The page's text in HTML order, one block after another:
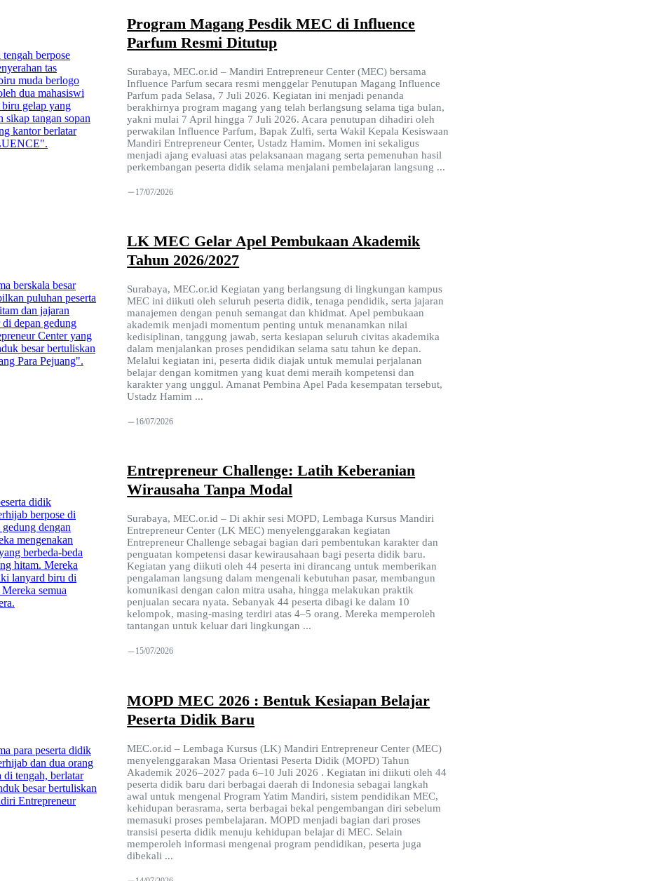
Program Magang Pesdik MEC di Influence
Parfum Resmi Ditutup
Surabaya, MEC.or.id – Mandiri Entrepreneur Center (MEC) bersama
Influence Parfum secara resmi menggelar Penutupan Magang Influence
Parfum pada Selasa, 7 Juli 2026. Kegiatan ini menjadi penanda
berakhirnya program magang yang telah berlangsung selama tiga bulan,
yakni mulai 7 April hingga 7 Juli 2026. Acara penutupan dihadiri oleh
perwakilan Influence Parfum, Bapak Zulfi, serta Wakil Kepala Kesiswaan
Mandiri Entrepreneur Center, Ustadz Hamim. Momen ini sekaligus
menjadi ajang evaluasi atas pelaksanaan magang serta pemenuhan hasil
perkembangan peserta didik selama menjalani pembelajaran langsung ...
17/07/2026
LK MEC Gelar Apel Pembukaan Akademik
Tahun 2026/2027
Surabaya, MEC.or.id Kegiatan yang berlangsung di lingkungan kampus
MEC ini diikuti oleh seluruh peserta didik, tenaga pendidik, serta jajaran
manajemen dengan penuh semangat dan khidmat. Apel pembukaan
akademik menjadi momentum penting untuk menanamkan nilai
kedisiplinan, tanggung jawab, serta kesiapan seluruh civitas akademika
dalam menjalankan proses pendidikan selama satu tahun ke depan.
Melalui kegiatan ini, peserta didik diajak untuk memulai perjalanan
belajar dengan komitmen yang kuat demi meraih kompetensi dan
karakter yang unggul. Amanat Pembina Apel Pada kesempatan tersebut,
Ustadz Hamim ...
16/07/2026
Entrepreneur Challenge: Latih Keberanian
Wirausaha Tanpa Modal
Surabaya, MEC.or.id – Di akhir sesi MOPD, Lembaga Kursus Mandiri
Entrepreneur Center (LK MEC) menyelenggarakan kegiatan
Entrepreneur Challenge sebagai bagian dari pembentukan karakter dan
penguatan kompetensi dasar kewirausahaan bagi peserta didik baru.
Kegiatan yang diikuti oleh 44 peserta ini dirancang untuk memberikan
pengalaman langsung dalam mengenali kebutuhan pasar, membangun
komunikasi dengan calon mitra usaha, hingga melakukan praktik
penjualan secara nyata. Sebanyak 44 peserta dibagi ke dalam 10
kelompok, masing-masing terdiri atas 4–5 orang. Mereka memperoleh
tantangan untuk keluar dari lingkungan ...
15/07/2026
MOPD MEC 2026 : Bentuk Kesiapan Belajar
Peserta Didik Baru
MEC.or.id – Lembaga Kursus (LK) Mandiri Entrepreneur Center (MEC)
menyelenggarakan Masa Orientasi Peserta Didik (MOPD) Tahun
Akademik 2026–2027 pada 6–10 Juli 2026 . Kegiatan ini diikuti oleh 44
peserta didik baru dari berbagai daerah di Indonesia sebagai langkah
awal untuk mengenal Program Yatim Mandiri, sistem pendidikan MEC,
kehidupan berasrama, serta berbagai bekal pengembangan diri sebelum
memasuki proses pembelajaran. MOPD menjadi bagian dari proses
transisi peserta didik menuju kehidupan belajar di MEC. Selain
memperoleh informasi mengenai program pendidikan, peserta juga
dibekali ...